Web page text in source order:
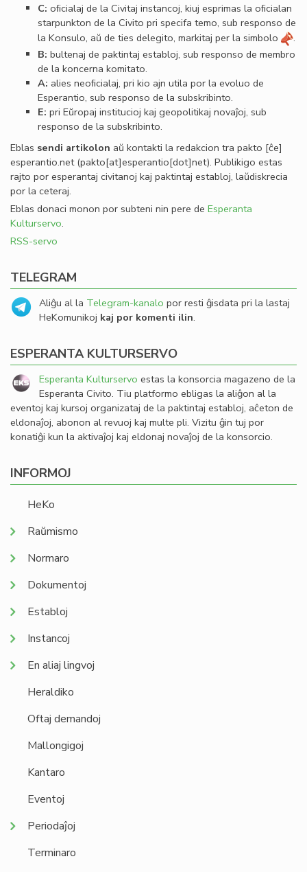
C: oﬁcialaj de la Civitaj instancoj, kiuj esprimas la oﬁcialan
starpunkton de la Civito pri specifa temo, sub responso de
la Konsulo, aŭ de ties delegito, markitaj per la simbolo
.
B: bultenaj de paktintaj establoj, sub responso de membro
de la koncerna komitato.
A: alies neoﬁcialaj, pri kio ajn utila por la evoluo de
Esperantio, sub responso de la subskribinto.
E: pri Eŭropaj institucioj kaj geopolitikaj novaĵoj, sub
responso de la subskribinto.
Eblas sendi artikolon aŭ kontakti la redakcion tra pakto [ĉe]
esperantio.net(pakto[at]esperantio[dot]net). Publikigo estas
rajto por esperantaj civitanoj kaj paktintaj establoj, laŭdiskrecia
por la ceteraj.
Eblas donaci monon por subteni nin pere de Esperanta
Kulturservo.
RSS-servo
TELEGRAM
Aliĝu al la Telegram-kanalo por resti ĝisdata pri la lastaj
HeKomunikoj kaj por komenti ilin.
ESPERANTA KULTURSERVO
Esperanta Kulturservo estas la konsorcia magazeno de la
Esperanta Civito. Tiu platformo ebligas la aliĝon al la
eventoj kaj kursoj organizataj de la paktintaj establoj, aĉeton de
eldonaĵoj, abonon al revuoj kaj multe pli. Vizitu ĝin tuj por
konatiĝi kun la aktivaĵoj kaj eldonaj novaĵoj de la konsorcio.
INFORMOJ
HeKo
Raŭmismo
Normaro
Dokumentoj
Establoj
Instancoj
En aliaj lingvoj
Heraldiko
Oftaj demandoj
Mallongigoj
Kantaro
Eventoj
Periodaĵoj
Terminaro